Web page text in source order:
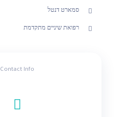
סמארט דנטל
רפואת שיניים מתקדמת
Contact Info